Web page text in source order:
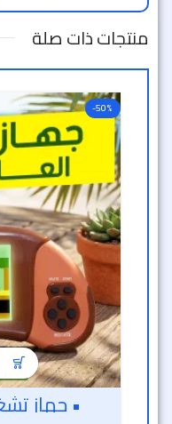
منتجات ذات صلة
-50%
• جهاز